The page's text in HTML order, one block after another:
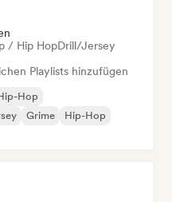
/ Hip HopDrill/Jersey
Playlists hinzufügen
Hop
Grime
Hip-Hop